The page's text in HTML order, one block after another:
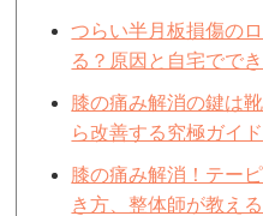
つらい半月板損傷の
る？原因と自宅でで
膝の痛み解消の鍵は
ら改善する究極ガイド
膝の痛み解消！テー
き方、整体師が教え